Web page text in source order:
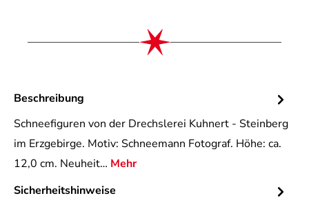
Beschreibung
Schneefiguren von der Drechslerei Kuhnert - Steinberg
im Erzgebirge. Motiv: Schneemann Fotograf. Höhe: ca.
12,0 cm. Neuheit… Mehr
Sicherheitshinweise